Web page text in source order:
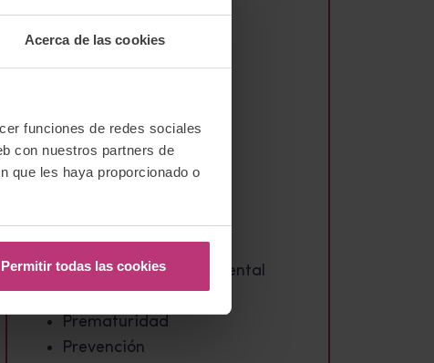
Acerca de las cookies
funciones de redes sociales
con nuestros partners de
que les haya proporcionado o
Permitir todas las cookies
Lengua de signos
Libro
Maternidad
OMS
ONU
Paternidad
Plan nacional salud mental
Preconcepción
Prematuridad
Prevención